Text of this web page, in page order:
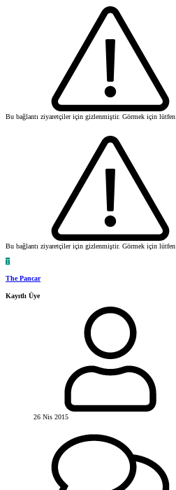
Bu bağlantı ziyaretçiler için gizlenmiştir. Görmek için lütfen
Bu bağlantı ziyaretçiler için gizlenmiştir. Görmek için lütfen
T
The Pancar
Kayıtlı Üye
26 Nis 2015